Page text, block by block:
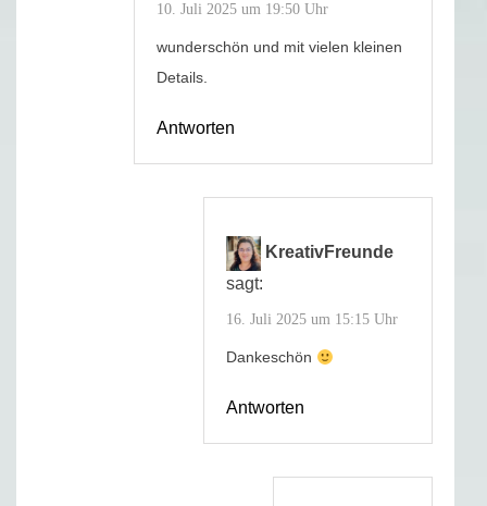
10. Juli 2025 um 19:50 Uhr
wunderschön und mit vielen kleinen
Details.
Antworten
KreativFreunde
sagt:
16. Juli 2025 um 15:15 Uhr
Dankeschön
Antworten